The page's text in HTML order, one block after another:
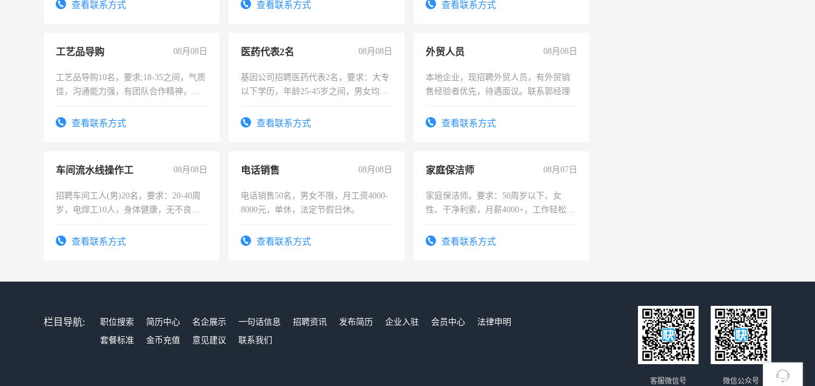
查看联系方式 查看联系方式 查看联系方式
工艺品导购 08月08日
工艺品导购10名，要求;18-35之间，气质
佳，沟通能力强，有团队合作精神，有
查看联系方式
医药代表2名 08月08日
基因公司招聘医药代表2名，要求：大专
以下学历，年龄25-45岁之间，男女均
表或者有医学资质的优先，底薪+绩效，
查看联系方式
外贸人员 08月08日
本地企业，现招聘外贸人员，有外贸销
售经验者优先，待遇面议。联系郭经理
查看联系方式
车间流水线操作工 08月08日
招聘车间工人(男)20名，要求：20-40周
岁，电焊工10人，身体健康，无不良嗜
宿，免费发放劳保用品，两班倒，每月
查看联系方式
电话销售 08月08日
电话销售50名，男女不限，月工资4000-
8000元，单休，法定节假日休。
查看联系方式
家庭保洁师 08月07日
家庭保洁师。要求：50周岁以下、女
性、干净利索，月薪4000+，工作轻松，
太太等。查看联系方式
栏目导航: 职位搜索 简历中心 名企展示 一句话信息 招聘资讯 发布简历 企业入驻 会员中心
法律申明
套餐标准
金币充值 意见建议 联系我们
微信公众号
客服微信号